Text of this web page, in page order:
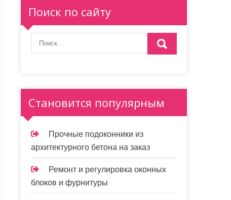
Поиск по сайту
Становится популярным
Прочные подоконники из
архитектурного бетона на заказ
Ремонт и регулировка оконных
блоков и фурнитуры